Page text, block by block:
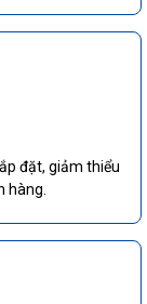
đặt, giảm thiểu
hàng.